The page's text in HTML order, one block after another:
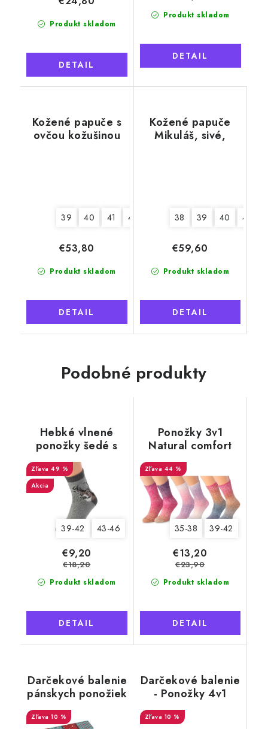
Produkt skladom
DETAIL
Produkt skladom
DETAIL
Kožené papuče s
ovčou kožušinou
39 40 41 42 44 45 46
Produkt skladom
€53,80
DETAIL
Kožené papuče
Mikuláš, sivé,
38 39 40 41
Produkt skladom
€59,60
DETAIL
Podobné produkty
Hebké vlnené
ponožky šedé s
Jeleňom
49 %
Akcia
39-42 43-46
Produkt skladom
€9,20
€18,20
DETAIL
Ponožky 3v1
Natural comfort
dámske
44 %
35-38 39-42
Produkt skladom
€13,20
€23,90
DETAIL
Darčekové balenie
pánskych ponožiek
4v1 Natural
comfort 1
10 %
Darčekové balenie
- Ponožky 4v1
Natural comfort 2,
hebké dámske
10 %